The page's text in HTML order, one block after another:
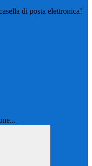
di posta elettronica!